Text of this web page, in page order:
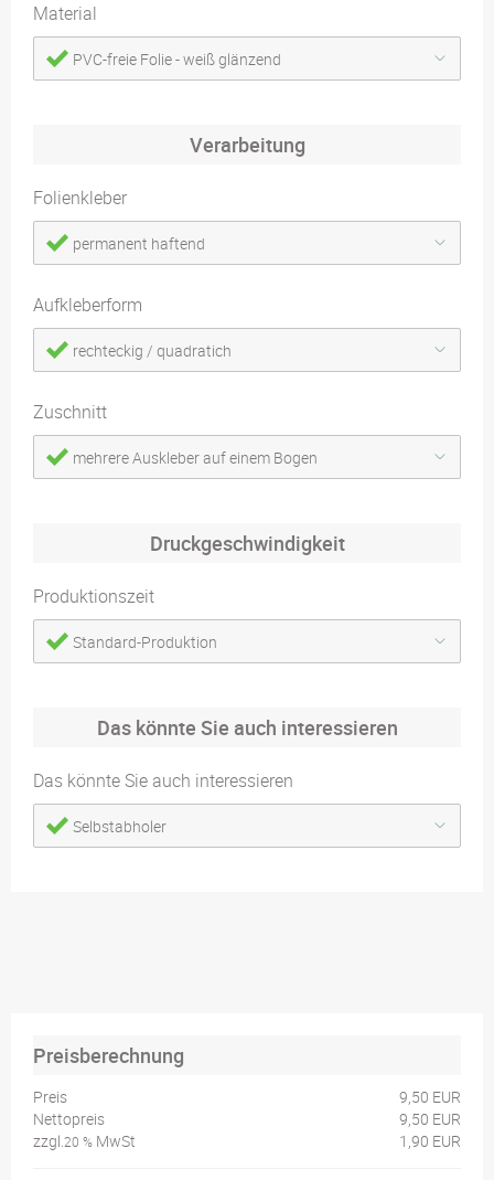
Material
PVC-freie Folie - weiß glänzend
Verarbeitung
Folienkleber
permanent haftend
Aufkleberform
rechteckig / quadratich
Zuschnitt
mehrere Auskleber auf einem Bogen
Druckgeschwindigkeit
Produktionszeit
Standard-Produktion
Das könnte Sie auch interessieren
Das könnte Sie auch interessieren
Selbstabholer
Preisberechnung
Preis
9,50 EUR
Nettopreis
9,50 EUR
zzgl.20 % MwSt 1,90 EUR